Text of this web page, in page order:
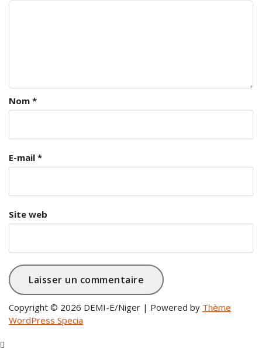
Nom *
E-mail *
Site web
Copyright © 2026 DEMI-E/Niger | Powered by Thème
WordPress Specia